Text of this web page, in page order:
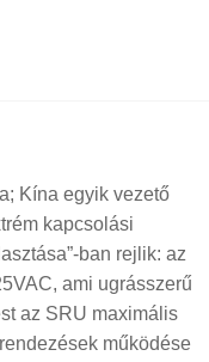
Kína egyik vezető
kapcsolási
ban rejlik: az
ami ugrásszerű
az SRU maximális
működése